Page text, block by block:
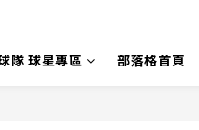
隊 球星專區 部落格首頁